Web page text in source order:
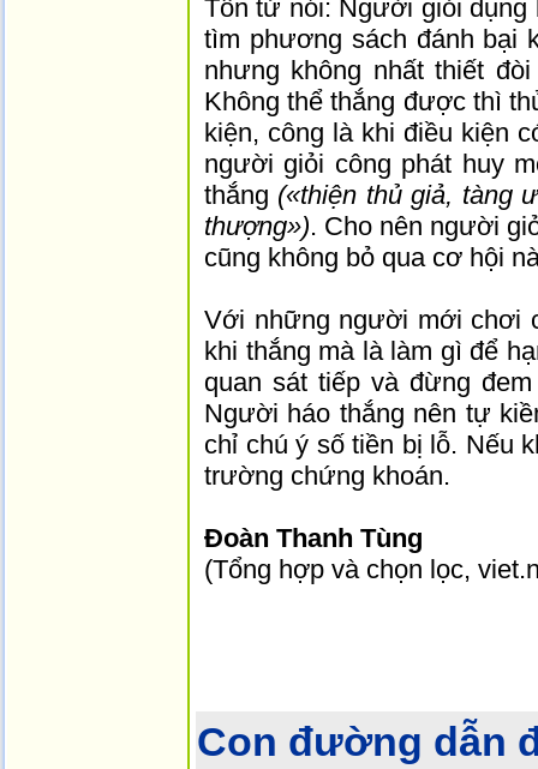
Tôn tử nói: Người giỏi dụng
tìm phương sách đánh bại
nhưng không nhất thiết
Không thể thắng được thì
kiện, công là khi điều kiện
người giỏi công phát huy
thắng («thiện thủ giả, tàng
thượng»). Cho nên người
cũng không bỏ qua cơ hội
Với những người mới chơi
khi thắng mà là làm gì để
quan sát tiếp và đừng
Người háo thắng nên tự
chỉ chú ý số tiền bị lỗ. Nếu
trường chứng khoán.
Đoàn Thanh Tùng
(Tổng hợp và chọn lọc,
Con đường dẫn